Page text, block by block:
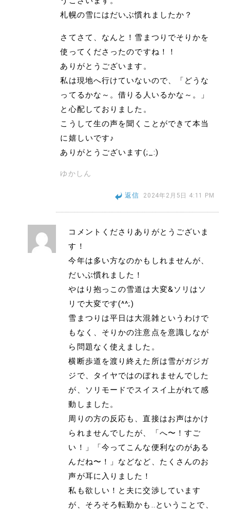
札幌の雪にはだいぶ慣れましたか？
さてさて、なんと！雪まつりでそりかを
使ってくださったのですね！！
ありがとうございます。
私は現地へ行けていないので、「どうな
ってるかな～。借りる人いるかな～。」
と心配しておりました。
こうして生の声を聞くことができて本当
に嬉しいです♪
ありがとうございます(;_:)
ゆかしん
返信 2024年2月5日 4:11 PM
コメントくださりありがとうございま
す！
今年は多い方なのかもしれませんが、
だいぶ慣れました！
やはり抱っこの雪道は大変&ソリはソ
リで大変です(^^;)
雪まつりは平日は大混雑というわけで
もなく、そりかの注意点を意識しなが
ら問題なく使えました。
横断歩道を渡り終えた所は雪がガジガ
ジで、タイヤではのぼれませんでした
が、ソリモードでスイスイ上がれて感
動しました。
周りの方の反応も、直接はお声はかけ
られませんでしたが、「へ〜！すご
い！」「今ってこんな便利なのがある
んだね〜！」などなど、たくさんのお
声が耳に入りました！
私も欲しい！と夫に交渉しています
が、そろそろ転勤かも..ということで、